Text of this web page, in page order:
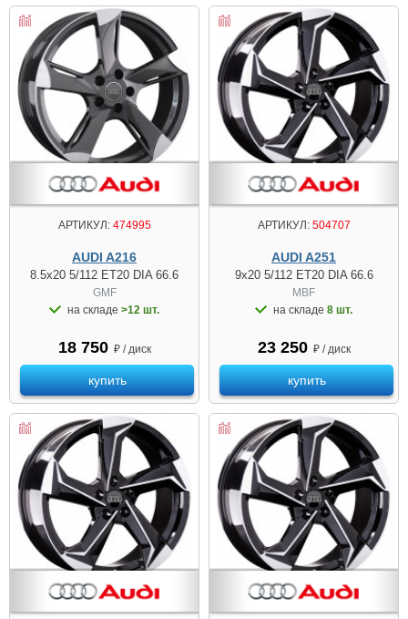
АРТИКУЛ:474995
AUDI A216
8.5x20 5/112 ET20 DIA 66.6
GMF
на складе >12 шт.
18 750 ₽ / диск
купить
АРТИКУЛ:504707
AUDI A251
9x20 5/112 ET20 DIA 66.6
MBF
на складе 8 шт.
23 250 ₽ / диск
купить